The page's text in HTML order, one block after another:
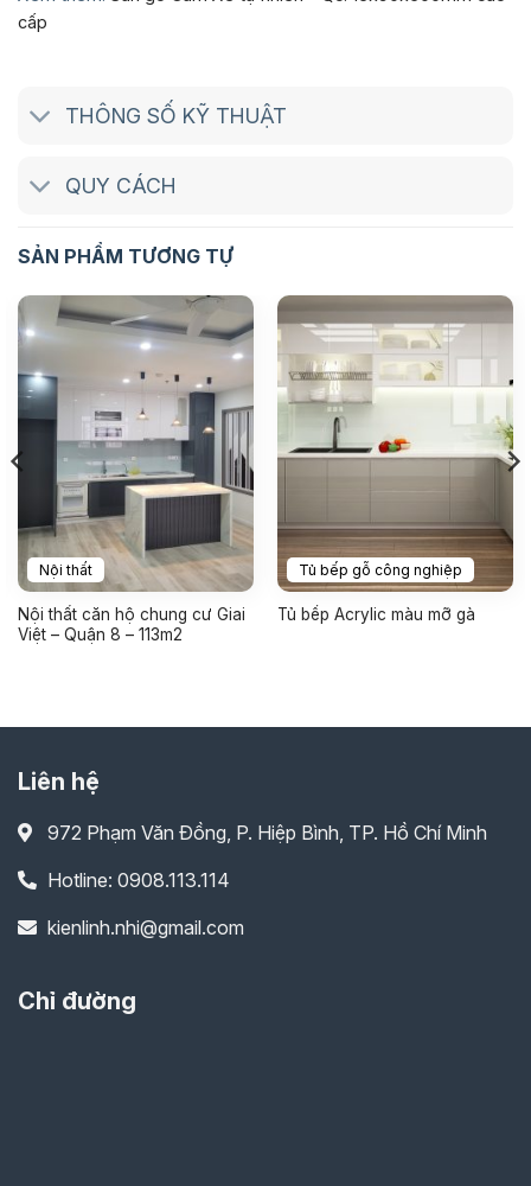
cấp
THÔNG SỐ KỸ THUẬT
QUY CÁCH
SẢN PHẨM TƯƠNG TỰ
Nội thất
Nội thất căn hộ chung cư Giai
Việt – Quận 8 – 113m2
Tủ bếp gỗ công nghiệp
Tủ bếp Acrylic màu mỡ gà
Liên hệ
972 Phạm Văn Đồng, P. Hiệp Bình, TP. Hồ Chí Minh
Hotline: 0908.113.114
kienlinh.nhi@gmail.com
Chỉ đường